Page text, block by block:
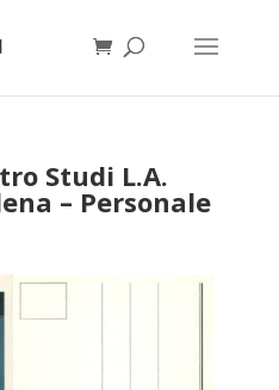
Studi L.A.
– Personale